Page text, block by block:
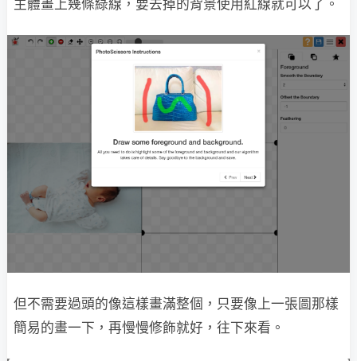
主體畫上幾條綠線，要去掉的背景使用紅線就可以了。
但不需要過頭的像這樣畫滿整個，只要像上一張圖那樣
簡易的畫一下，再慢慢修飾就好，往下來看。